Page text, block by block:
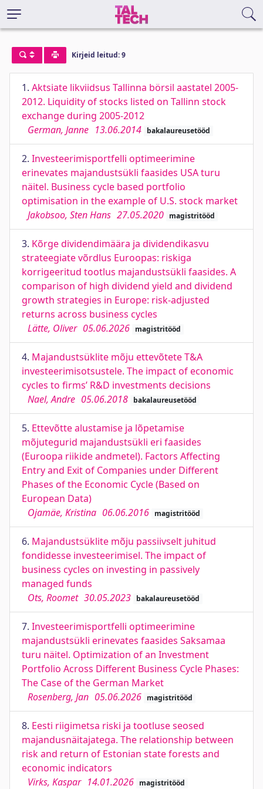
Kirjeid leitud: 9
1. Aktsiate likviidsus Tallinna börsil aastatel 2005-
2012. Liquidity of stocks listed on Tallinn stock
exchange during 2005-2012
German, Janne 13.06.2014 bakalaureusetööd
2. Investeerimisportfelli optimeerimine
erinevates majandustsükli faasides USA turu
näitel. Business cycle based portfolio
optimisation in the example of U.S. stock market
Jakobsoo, Sten Hans 27.05.2020 magistritööd
3. Kõrge dividendimäära ja dividendikasvu
strateegiate võrdlus Euroopas: riskiga
korrigeeritud tootlus majandustsükli faasides. A
comparison of high dividend yield and dividend
growth strategies in Europe: risk-adjusted
returns across business cycles
Lätte, Oliver 05.06.2026 magistritööd
4. Majandustsüklite mõju ettevõtete T&A
investeerimisotsustele. The impact of economic
cycles to firms’ R&D investments decisions
Nael, Andre 05.06.2018 bakalaureusetööd
5. Ettevõtte alustamise ja lõpetamise
mõjutegurid majandustsükli eri faasides
(Euroopa riikide andmetel). Factors Affecting
Entry and Exit of Companies under Different
Phases of the Economic Cycle (Based on
European Data)
Ojamäe, Kristina 06.06.2016 magistritööd
6. Majandustsüklite mõju passiivselt juhitud
fondidesse investeerimisel. The impact of
business cycles on investing in passively
managed funds
Ots, Roomet 30.05.2023 bakalaureusetööd
7. Investeerimisportfelli optimeerimine
majandustsükli erinevates faasides Saksamaa
turu näitel. Optimization of an Investment
Portfolio Across Different Business Cycle Phases:
The Case of the German Market
Rosenberg, Jan 05.06.2026 magistritööd
8. Eesti riigimetsa riski ja tootluse seosed
majandusnäitajatega. The relationship between
risk and return of Estonian state forests and
economic indicators
Virks, Kaspar 14.01.2026 magistritööd